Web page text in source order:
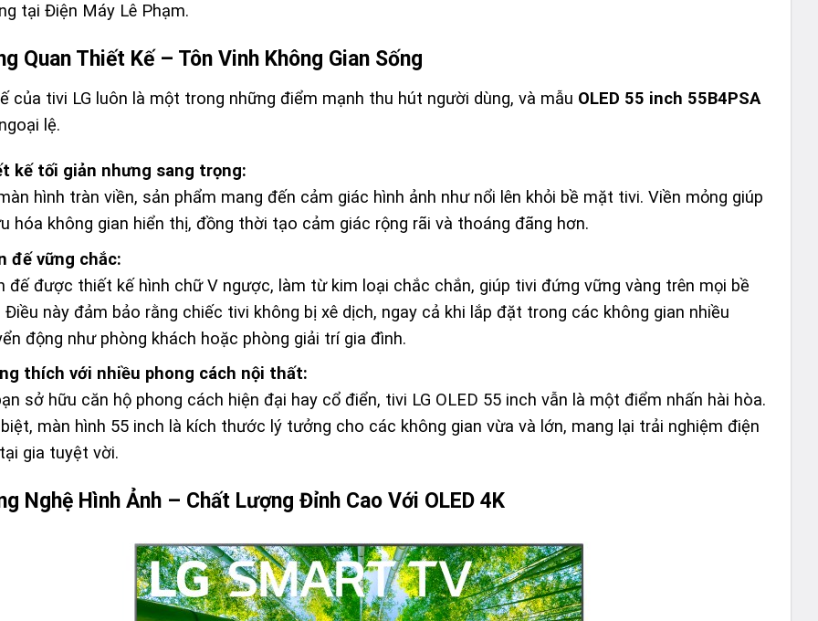
tại Điện Máy Lê Phạm.
Quan Thiết Kế – Tôn Vinh Không Gian Sống
của tivi LG luôn là một trong những điểm mạnh thu hút người dùng, và mẫu OLED 55 inch 55B4PSA
lệ.
kế tối giản nhưng sang trọng:
hình tràn viền, sản phẩm mang đến cảm giác hình ảnh như nổi lên khỏi bề mặt tivi. Viền mỏng giúp
hóa không gian hiển thị, đồng thời tạo cảm giác rộng rãi và thoáng đãng hơn.
đế vững chắc:
đế được thiết kế hình chữ V ngược, làm từ kim loại chắc chắn, giúp tivi đứng vững vàng trên mọi bề
Điều này đảm bảo rằng chiếc tivi không bị xê dịch, ngay cả khi lắp đặt trong các không gian nhiều
động như phòng khách hoặc phòng giải trí gia đình.
thích với nhiều phong cách nội thất:
sở hữu căn hộ phong cách hiện đại hay cổ điển, tivi LG OLED 55 inch vẫn là một điểm nhấn hài hòa.
màn hình 55 inch là kích thước lý tưởng cho các không gian vừa và lớn, mang lại trải nghiệm điện
gia tuyệt vời.
Nghệ Hình Ảnh – Chất Lượng Đỉnh Cao Với OLED 4K